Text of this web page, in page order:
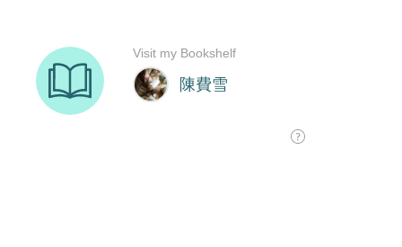
陳費雪
Visit my Bookshelf